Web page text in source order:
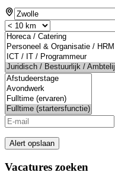
Alert opslaan
Vacatures zoeken